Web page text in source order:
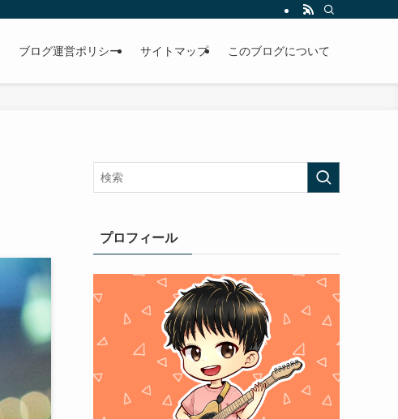
ブログ運営ポリシー サイトマップ このブログについて
プロフィール